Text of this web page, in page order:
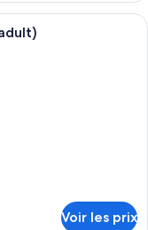
d’hôtel avec deux
Voir les prix